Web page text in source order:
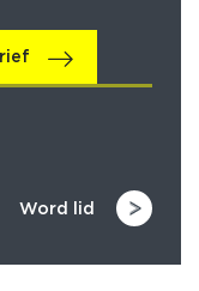
Word lid